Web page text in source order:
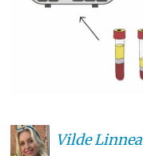
Vilde Linnea